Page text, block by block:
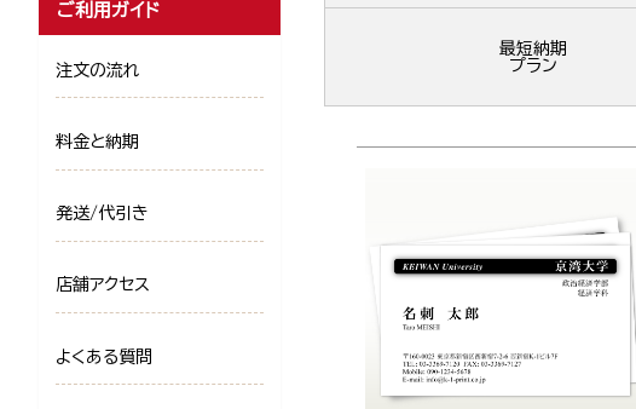
最短納期
プラン
ご利用ガイド
注文の流れ
料金と納期
発送/代引き
店舗アクセス
よくある質問